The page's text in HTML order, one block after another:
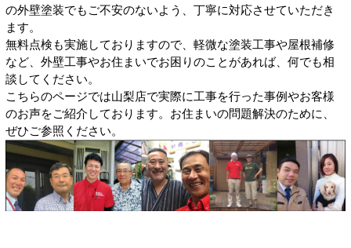
の外壁塗装でもご不安のないよう、丁寧に対応させていただき
ます。
無料点検も実施しておりますので、軽微な塗装工事や屋根補修
など、外壁工事やお住まいでお困りのことがあれば、何でも相
談してください。
こちらのページでは山梨店で実際に工事を行った事例やお客様
のお声をご紹介しております。お住まいの問題解決のために、
ぜひご参照ください。